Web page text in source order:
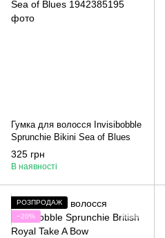
Гумка для волосся Invisibobble
Sprunchie Bikini Sea of Blues
325 грн
В наявності
РОЗПРОДАЖ
−20%